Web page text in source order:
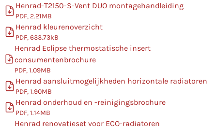
Henrad-T2150-S-Vent DUO montagehandleiding
PDF, 2.21MB
Henrad kleurenoverzicht
PDF, 633.73kB
Henrad Eclipse thermostatische insert
consumentenbrochure
PDF, 1.09MB
Henrad aansluitmogelijkheden horizontale radiatoren
PDF, 1.90MB
Henrad onderhoud en -reinigingsbrochure
PDF, 1.14MB
Henrad renovatieset voor ECO-radiatoren